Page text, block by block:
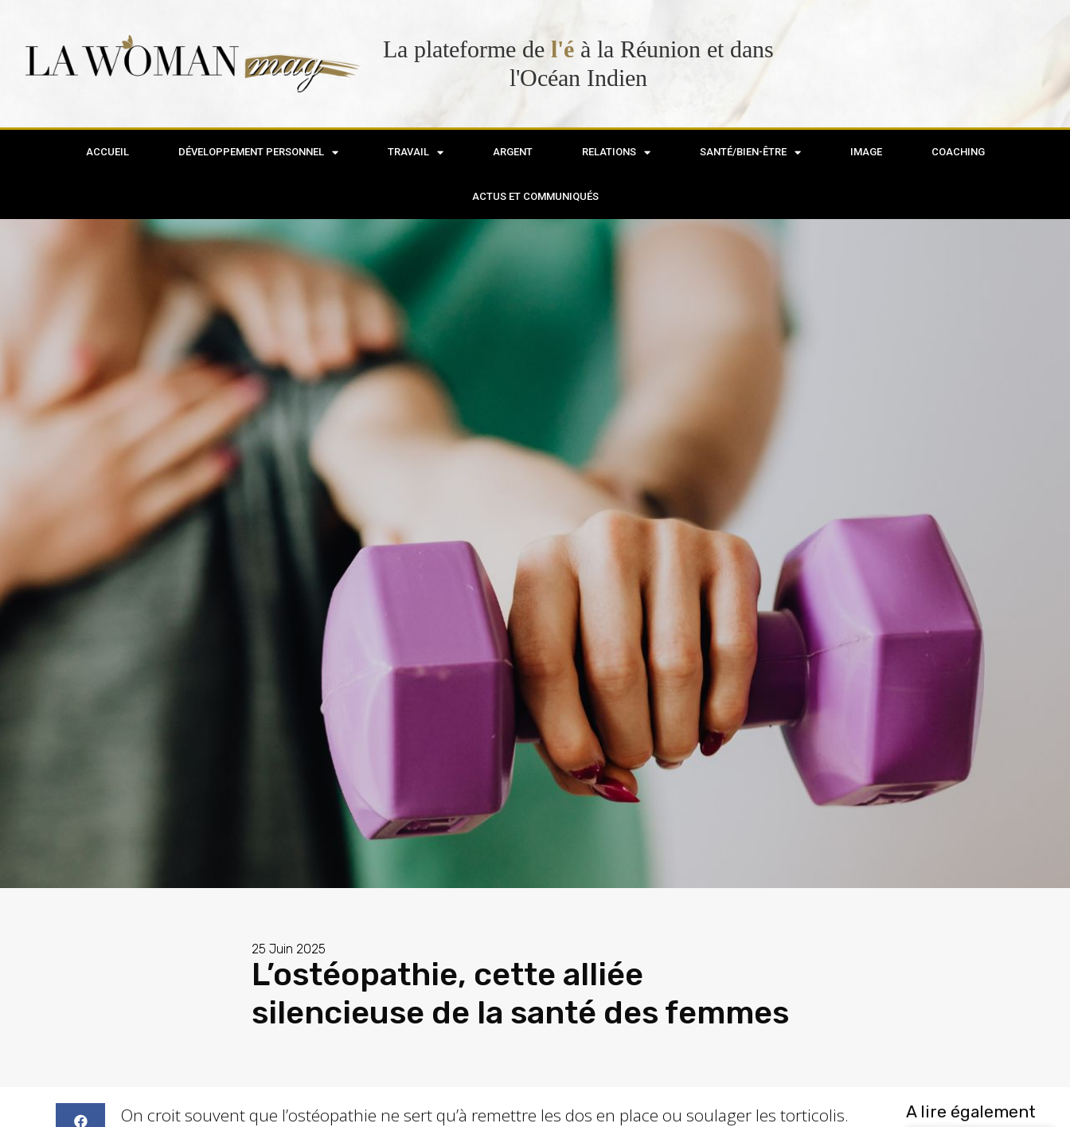
La plateforme del' ém a nc ipati à la Réunion
et dans l'Océan Indien
ACCUEIL DÉVELOPPEMENT PERSONNEL TRAVAIL ARGENT RELATIONS SANTÉ/BIEN-ÊTRE IMAGE COACHING
ACTUS ET COMMUNIQUÉS
25 Juin 2025
L’ostéopathie, cette alliée
silencieuse de la santé des femmes
On croit souvent que l’ostéopathie ne sert qu’à remettre les dos en place ou soulager les torticolis.
A lire également